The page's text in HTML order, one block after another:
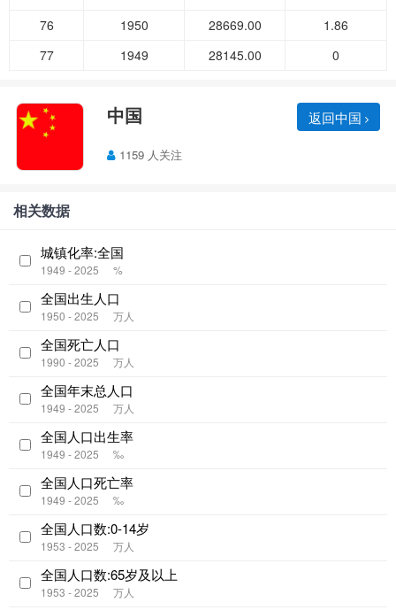
76
1950 28669.00
1.86
77
1949 28145.00 0
中国 返回中国
1159 人关注
相关数据
城镇化率:全国
1949 - 2025 %
全国出生人口
1950 - 2025 万人
全国死亡人口
1990 - 2025 万人
全国年末总人口
1949 - 2025 万人
全国人口出生率
1949 - 2025 ‰
全国人口死亡率
1949 - 2025 ‰
全国人口数:0-14岁
1953 - 2025 万人
全国人口数:65岁及以上
1953 - 2025 万人